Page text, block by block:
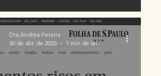
Dra.Andrea Pereira
30 de abr. de 2025
1 min de leitura